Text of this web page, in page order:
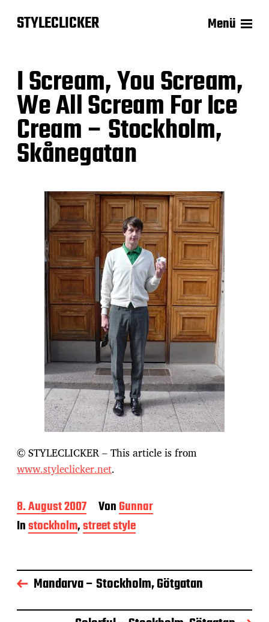
STYLECLICKER Menü
I Scream, You Scream,
We All Scream For Ice
Cream – Stockholm,
Skånegatan
© STYLECLICKER – This article is from
www.styleclicker.net.
B
e
i
a
g
s
a
8. August 2007 VonGunnar
Instockholm,street style
Mandarva – Stockholm, Götgatan